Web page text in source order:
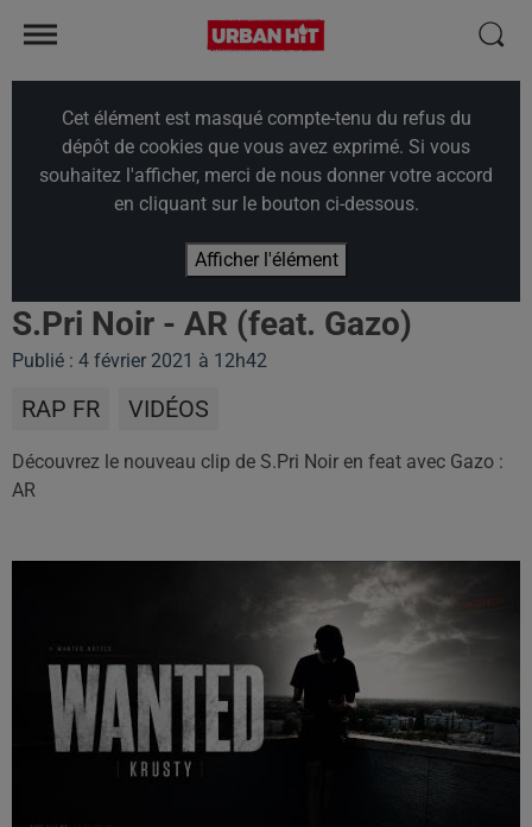
Cet élément est masqué compte-tenu du refus du
dépôt de cookies que vous avez exprimé. Si vous
souhaitez l'afficher, merci de nous donner votre accord
en cliquant sur le bouton ci-dessous.
Afficher l'élément
S.Pri Noir - AR (feat. Gazo)
Publié : 4 février 2021 à 12h42
RAP FR VIDÉOS
Découvrez le nouveau clip de S.Pri Noir en feat avec Gazo :
AR